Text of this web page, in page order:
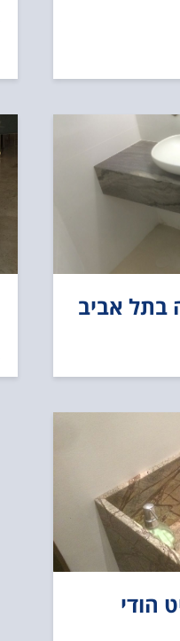
בתל אביב
הודי